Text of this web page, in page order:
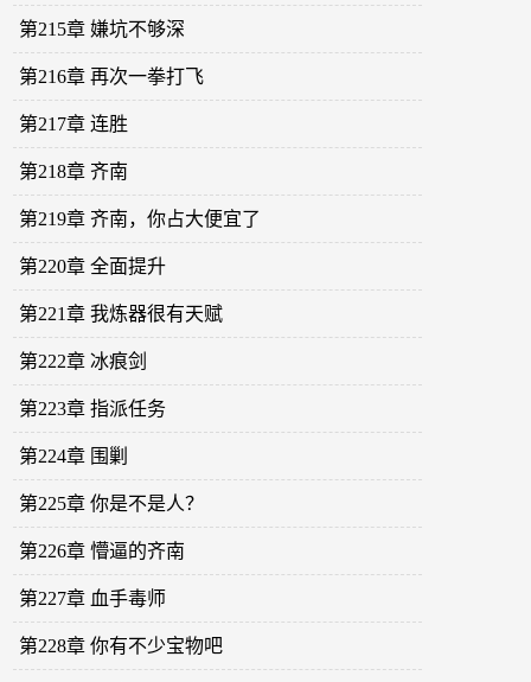
第215章 嫌坑不够深
第216章 再次一拳打飞
第217章 连胜
第218章 齐南
第219章 齐南，你占大便宜了
第220章 全面提升
第221章 我炼器很有天赋
第222章 冰痕剑
第223章 指派任务
第224章 围剿
第225章 你是不是人？
第226章 懵逼的齐南
第227章 血手毒师
第228章 你有不少宝物吧